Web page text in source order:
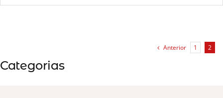
Anterior 1 2
Categorias